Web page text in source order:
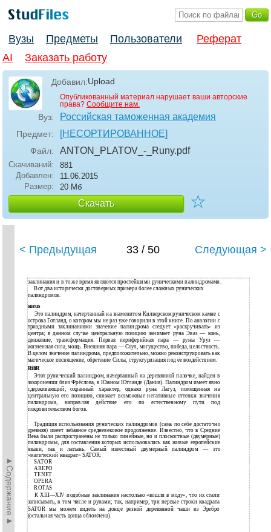
Вузы Предметы Пользователи
Реферат
AI
Заказать работу
Добавил:Upload
Опубликованный материал нарушает ваши авторские
права? Сообщите нам.
Вуз: Российская таможенная академия
Предмет: [НЕСОРТИРОВАННОЕ]
Файл: ANTON_PLATOV_-_Runy.pdf
Скачиваний:
881
Добавлен:
11.06.2015
Размер:
20 Мб
Скачать ☆
►Содержание►
< Предыдущая 33 / 50 Следующая >
заклинания и в то же время являются простейшими руническими палиндромами.
Вот два исторически достоверных примера более сложных рунических
палиндромов.
sueus
Это палиндром, начертанный на знаменитом Килверском руническом камне с
острова Готланд, о котором мы не раз уже говорили в этой книге. По аналогии с
триадными заклинаниями значение палиндрома следует «раскручивать» из
центра; в данном случае центральную позицию занимает руна Эваз — конь,
движение, трансформация. Первая периферийная пара — руны Уруз —
жизненная сила, мощь. Внешняя пара — Соул, могущество, победа, целостность.
В целом значение палиндрома, предположительно, можно реконструировать как
магическое посвящение, обретение Силы, структуризация под ее воздействием.
RiliR
Этот рунический палиндром, начертанный на деревянной палочке, найден в
захоронении близ Фрёслова, в Южном Ютланде (Дания). Палиндром имеет явно
сдерживающий, охранный характер, однако руна Лагуз, помещенная на
центральную его позицию, снимает возможные негативные оттенки значения
палиндрома, направляя действие его по естественному пути под
покровительством богов.
Традиция использования рунических палиндромов (сама по себе достаточно
древняя) имеет забавное средневековое продолжение. Известно, что в Средние
Века были распространены не только линейные, но и плоскостные (двумерные)
палиндромы, для составления которых использовались как живые европейские
языки, так и латынь. Самый известный двумерный палиндром — это
«магический квадрат» SATOR:
SATOR
AREPO
TENET
OPERA
ROTAS
К XIII—XIV подобные заклинания настолько «вошли в моду», что их стали
записывать, в том числе и рунами; так, например, три первые строки квадрата
SATOR мы можем видеть на донце резной деревянной чаши из Эребро
(остальная часть донца обломлена).